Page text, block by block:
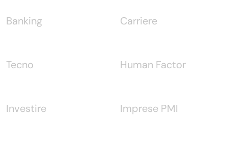
Banking
Tecno
Investire
Carriere
Human Factor
Imprese PMI